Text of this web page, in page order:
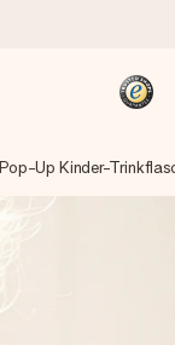
und schicken es
Zeitpunkt
Up Kinder-